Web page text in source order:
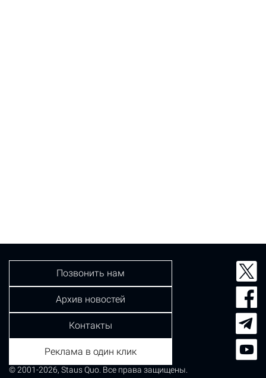
© 2001-2026, Staus Quo. Все права защищены.
Позвонить нам
Архив новостей
Контакты
Реклама в один клик